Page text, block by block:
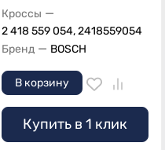
Кроссы —
2 418 559 054, 2418559054
Бренд — BOSCH
В корзину
Купить в 1 клик